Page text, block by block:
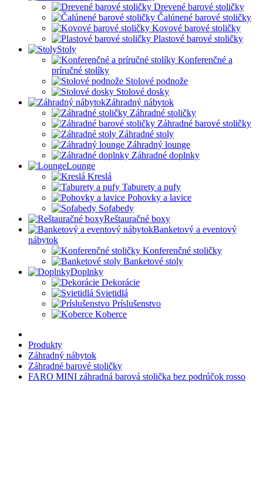
Drevené barové stoličky
Čalúnené barové stoličky
Kovové barové stoličky
Plastové barové stoličky
Stoly
Konferenčné a
príručné stolíky
Stolové podnože
Stolové dosky
Záhradný nábytok
Záhradné stoličky
Záhradné barové stoličky
Záhradné stoly
Záhradný lounge
Záhradné doplnky
Lounge
Kreslá
Taburety a pufy
Pohovky a lavice
Sofabedy
Reštauračné boxy
Banketový a eventový
nábytok
Konferenčné stoličky
Banketové stoly
Doplnky
Dekorácie
Svietidlá
Príslušenstvo
Koberce
Produkty
Záhradný nábytok
Záhradné barové stoličky
FARO MINI záhradná barová stolička bez podrúčok rosso